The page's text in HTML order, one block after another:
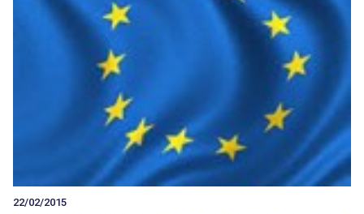
Tout sur le droit de l'innovation
Rechercher
CONTACT
22/02/2015